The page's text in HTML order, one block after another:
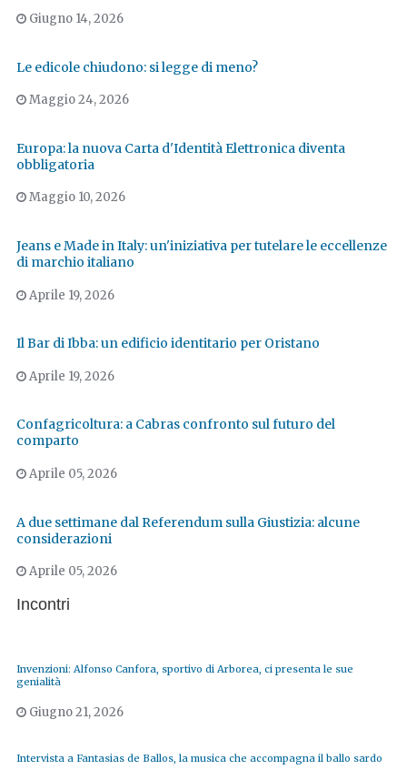
Giugno 14, 2026
Le edicole chiudono: si legge di meno?
Maggio 24, 2026
Europa: la nuova Carta d'Identità Elettronica diventa
obbligatoria
Maggio 10, 2026
Jeans e Made in Italy: un'iniziativa per tutelare le eccellenze
di marchio italiano
Aprile 19, 2026
Il Bar di Ibba: un edificio identitario per Oristano
Aprile 19, 2026
Confagricoltura: a Cabras confronto sul futuro del
comparto
Aprile 05, 2026
A due settimane dal Referendum sulla Giustizia: alcune
considerazioni
Aprile 05, 2026
Incontri
Invenzioni: Alfonso Canfora, sportivo di Arborea, ci presenta le sue
genialità
Giugno 21, 2026
Intervista a Fantasias de Ballos, la musica che accompagna il ballo sardo